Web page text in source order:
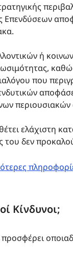
Επενδύσεων
ή
που
ελάχιστη
του δεν
Κίνδυνοι;